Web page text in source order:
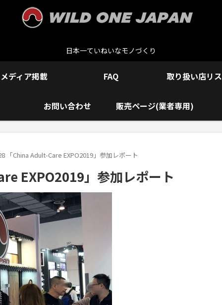
日本一ていねいなモノづくり
メディア掲載 FAQ 取り扱い店リ
お問い合わせ 販売ページ(業者専用)
「China Adult-Care EXPO2019」参加レポート
EXPO2019」参加レポート